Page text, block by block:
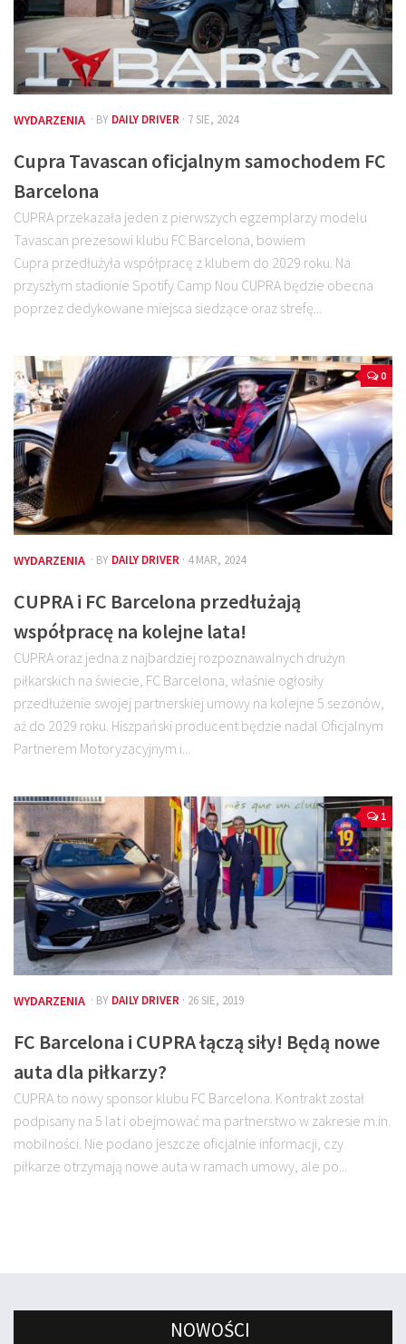
Auto z niemiec
Galerie
WYDARZENIA · BY DAILY DRIVER · 7 SIE, 2024
Cupra Tavascan oficjalnym samochodem FC
Barcelona
CUPRA przekazała jeden z pierwszych egzemplarzy modelu
Tavascan prezesowi klubu FC Barcelona, bowiem
Cupra przedłużyła współpracę z klubem do 2029 roku. Na
przyszłym stadionie Spotify Camp Nou CUPRA będzie obecna
poprzez dedykowane miejsca siedzące oraz strefę...
0
WYDARZENIA · BY DAILY DRIVER · 4 MAR, 2024
CUPRA i FC Barcelona przedłużają
współpracę na kolejne lata!
CUPRA oraz jedna z najbardziej rozpoznawalnych drużyn
piłkarskich na świecie, FC Barcelona, właśnie ogłosiły
przedłużenie swojej partnerskiej umowy na kolejne 5 sezonów,
aż do 2029 roku. Hiszpański producent będzie nadal Oficjalnym
Partnerem Motoryzacyjnym i...
1
WYDARZENIA · BY DAILY DRIVER · 26 SIE, 2019
FC Barcelona i CUPRA łączą siły! Będą nowe
auta dla piłkarzy?
CUPRA to nowy sponsor klubu FC Barcelona. Kontrakt został
podpisany na 5 lat i obejmować ma partnerstwo w zakresie m.in.
mobilności. Nie podano jeszcze oficjalnie informacji, czy
piłkarze otrzymają nowe auta w ramach umowy, ale po...
NOWOŚCI